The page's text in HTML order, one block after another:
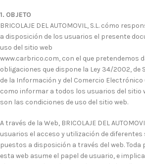
1. OBJETO
BRICOLAJE DEL AUTOMOVIL, S.L. cómo
a disposición de los usuarios el presente
uso del sitio web
www.carbrico.com, con el que pretendemos
obligaciones que dispone la Ley 34/2002, de
de la Información y del Comercio Electrónico
como informar a todos los usuarios del sitio
son las condiciones de uso del sitio web.
A través de la Web, BRICOLAJE DEL
usuarios el acceso y utilización de
puestos a disposición a través del web. Toda
esta web asume el papel de usuario, e